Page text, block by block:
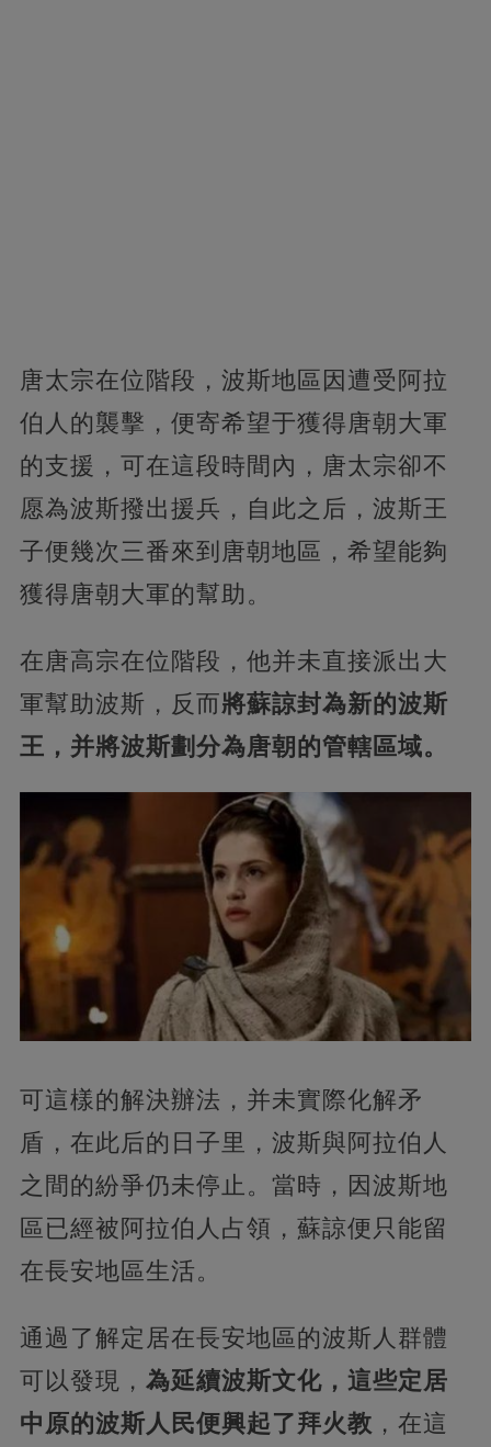
唐太宗在位階段，波斯地區因遭受阿拉
伯人的襲擊，便寄希望于獲得唐朝大軍
的支援，可在這段時間內，唐太宗卻不
愿為波斯撥出援兵，自此之后，波斯王
子便幾次三番來到唐朝地區，希望能夠
獲得唐朝大軍的幫助。
在唐高宗在位階段，他并未直接派出大
軍幫助波斯，反而將蘇諒封為新的波斯
王，并將波斯劃分為唐朝的管轄區域。
可這樣的解決辦法，并未實際化解矛
盾，在此后的日子里，波斯與阿拉伯人
之間的紛爭仍未停止。當時，因波斯地
區已經被阿拉伯人占領，蘇諒便只能留
在長安地區生活。
通過了解定居在長安地區的波斯人群體
可以發現， 為延續波斯文化，這些定居
中原的波斯人民便興起了拜火教 ，在這